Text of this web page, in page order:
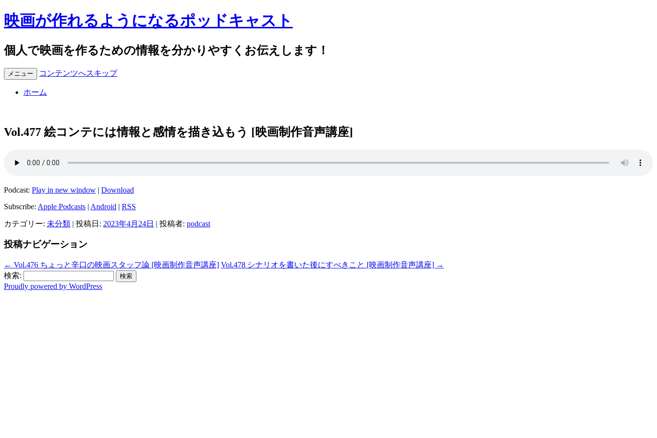
映画が作れるようになるポッドキャスト
個人で映画を作るための情報を分かりやすくお伝えします！
メニュー コンテンツへスキップ
ホーム
Vol.477 絵コンテには情報と感情を描き込もう [映画制作音声講座]
Podcast: Play in new window | Download
Subscribe: Apple Podcasts | Android | RSS
カテゴリー: 未分類 | 投稿日: 2023年4月24日 | 投稿者: podcast
投稿ナビゲーション
← Vol.476 ちょっと辛口の映画スタッフ論 [映画制作音声講座] Vol.478 シナリオを書いた後にすべきこと [映画制作音声講座] →
検索:
Proudly powered by WordPress